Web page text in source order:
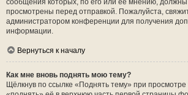
сообщения которых, по его или её мнению,
просмотрены перед отправкой. Пожалуйста,
администратором конференции для получения
информации.
Вернуться к началу
Как мне вновь поднять мою тему?
Щёлкнув по ссылке «Поднять тему» при